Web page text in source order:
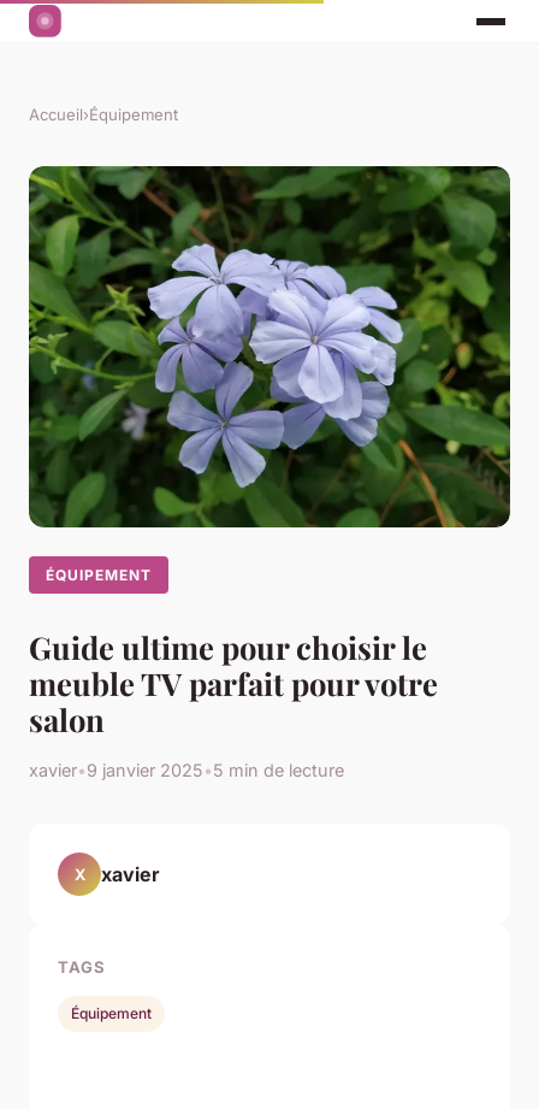
Accueil›Équipement
ÉQUIPEMENT
Guide ultime pour choisir le
meuble TV parfait pour votre
salon
xavier•9 janvier 2025•5 min de lecture
X xavier
TAGS
Équipement